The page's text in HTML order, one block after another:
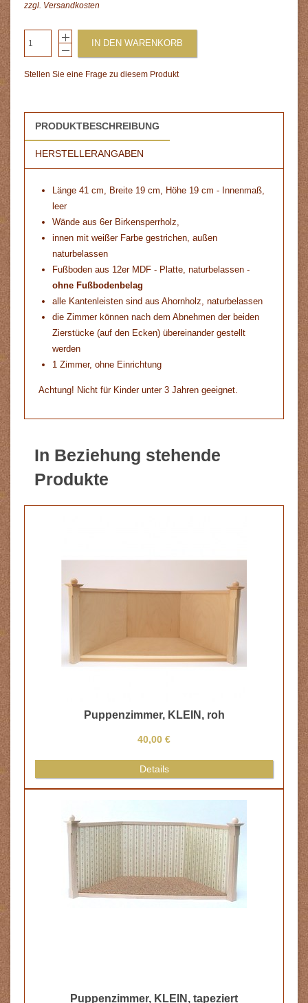
zzgl. Versandkosten
IN DEN WARENKORB
Stellen Sie eine Frage zu diesem Produkt
PRODUKTBESCHREIBUNG
HERSTELLERANGABEN
Länge 41 cm, Breite 19 cm, Höhe 19 cm - Innenmaß,
leer
Wände aus 6er Birkensperrholz,
innen mit weißer Farbe gestrichen, außen
naturbelassen
Fußboden aus 12er MDF - Platte, naturbelassen -
ohne Fußbodenbelag
alle Kantenleisten sind aus Ahornholz, naturbelassen
die Zimmer können nach dem Abnehmen der beiden
Zierstücke (auf den Ecken) übereinander gestellt
werden
1 Zimmer, ohne Einrichtung
Achtung! Nicht für Kinder unter 3 Jahren geeignet.
In Beziehung stehende
Produkte
Puppenzimmer, KLEIN, geweißt - mit